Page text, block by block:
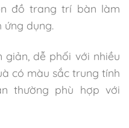
đồ trang trí bàn làm
ứng dụng.
dễ phối với nhiều
có màu sắc trung tính
thường phù hợp với